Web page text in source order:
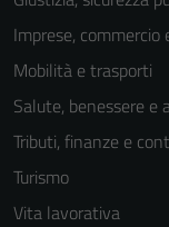
Imprese, commercio
Mobilità e trasporti
Salute, benessere e
Tributi, finanze e
Turismo
Vita lavorativa